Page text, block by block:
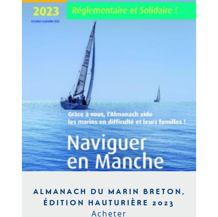
ALMANACH DU MARIN BRETON,
ÉDITION HAUTURIÈRE 2023
Acheter